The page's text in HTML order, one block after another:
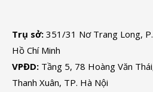
Trụ sở: 351/31 Nơ Trang Long,
Hồ Chí Minh
VPĐD: Tầng 5, 78 Hoàng Văn
Thanh Xuân, TP. Hà Nội